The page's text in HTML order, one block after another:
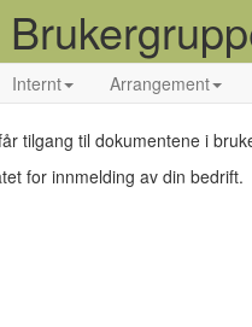
Internt Arrangement
tilgang til dokumentene i
for innmelding av din bedrift.